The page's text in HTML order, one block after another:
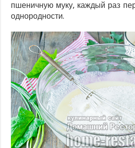
пшеничную муку, каждый раз
однородности.